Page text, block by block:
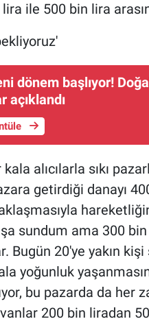
ile 500 bin lira
dönem başlıyor!
açıklandı
alıcılarla sıkı
getirdiği danayı
sundum ama 300
Bugün 20'ye yakın
yoğunluk
bu pazarda da her
200 bin liradan